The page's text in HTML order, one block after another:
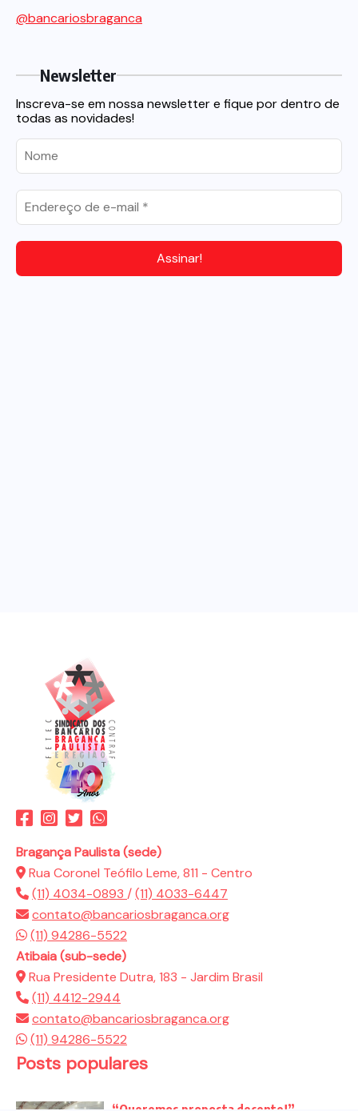
@bancariosbraganca
Newsletter
Inscreva-se em nossa newsletter e fique por dentro de
todas as novidades!
Bragança Paulista (sede)
Rua Coronel Teófilo Leme, 811 - Centro
(11) 4034-0893 /(11) 4033-6447
contato@bancariosbraganca.org
(11) 94286-5522
Atibaia (sub-sede)
Rua Presidente Dutra, 183 - Jardim Brasil
(11) 4412-2944
contato@bancariosbraganca.org
(11) 94286-5522
Posts populares